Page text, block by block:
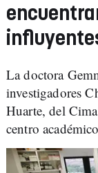
La doctora
investigadores
Huarte, del
centro